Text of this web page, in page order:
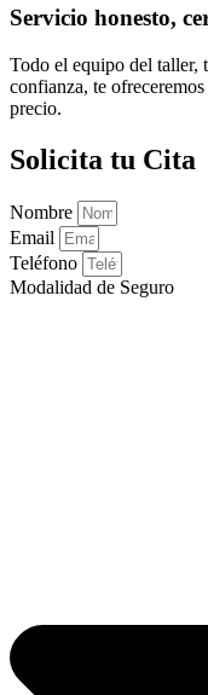
Servicio honesto,
Todo el equipo del taller,
confianza, te
precio.
Solicita tu Cita
Nombre
Email
Teléfono
Modalidad de Seguro